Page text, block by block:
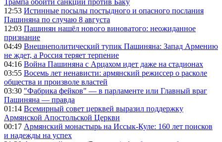
12:53 Истинные посылы постыдного и опасного послания
Пашиняна по случаю 8 августа
12:03 Пашинян нашёл нового виноватого: неожиданное
признание
04:49 Внешнеполитический тупик Пашиняна: Запад Армению
не ждет, а Россия теряет терпение
04:16 Война Пашиняна с Арцахом идет даже на стадионах
03:55 Восемь лет ненависти: армянский режиссер о расколе
общества и произволе властей
03:30 "Фабрика фейков" — в парламенте или Главный враг
Пашиняна — правда
01:14 Всемирный совет церквей выразил поддержку
Армянской Апостольской Церкви
00:17 Армянский монастырь на Иссык-Куле: 160 лет поисков
и надежды на успех